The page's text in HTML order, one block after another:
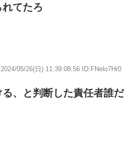
てたろ
2024/05/26(日) 11:39:08.56 ID:FNelo7Hr0
、と判断した責任者誰だ